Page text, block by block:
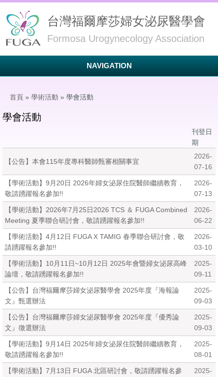
台灣福爾摩莎婦女泌尿醫學會
Formosa Urogynecology Association
NAVIGATION
首頁 » 學術活動 » 學會活動
學會活動
刊登日
期
【公告】本會115年度專科醫師甄審相關事宜
2026-
07-16
【學術活動】9月20日 2026年婦女泌尿住院醫師繼續教育，
敬請踴躍報名參加!!
2026-
07-13
【學術活動】2026年7月25日2026 TCS ＆ FUGA Combined
Meeting 夏季聯合研討會，敬請踴躍報名參加!!
2026-
06-22
【學術活動】4月12日 FUGA X TAMIG 春季聯合研討會，敬
請踴躍報名參加!!
2026-
03-10
【學術活動】10月11日~10月12日 2025年會暨婦女泌尿高峰
論壇，敬請踴躍報名參加!!
2025-
09-11
【公告】台灣福爾摩莎婦女泌尿醫學會 2025年度『海報論
文』甄選辦法
2025-
09-03
【公告】台灣福爾摩莎婦女泌尿醫學會 2025年度『優秀論
文』徵選辦法
2025-
09-03
【學術活動】9月14日 2025年婦女泌尿住院醫師繼續教育，
敬請踴躍報名參加!!
2025-
08-01
【學術活動】7月13日 FUGA 北區研討會，敬請踴躍報名參
2025-